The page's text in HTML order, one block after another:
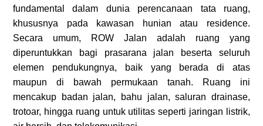
fundamental dalam dunia perencanaan tata ruang,
khususnya pada kawasan hunian atau residence.
Secara umum, ROW Jalan adalah ruang yang
diperuntukkan bagi prasarana jalan beserta seluruh
elemen pendukungnya, baik yang berada di atas
maupun di bawah permukaan tanah. Ruang ini
mencakup badan jalan, bahu jalan, saluran drainase,
trotoar, hingga ruang untuk utilitas seperti jaringan listrik,